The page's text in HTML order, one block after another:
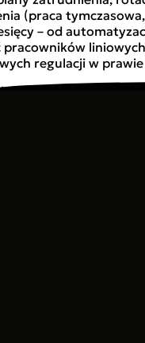
(praca
– od
regulacji w
dyrektorów HR i
przewagę dzięki
Rynku” i porównaj
rynku pracy,